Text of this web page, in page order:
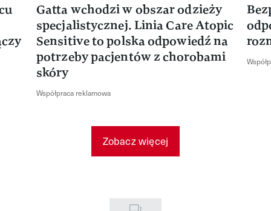
Gatta wchodzi w obszar odzieży
specjalistycznej. Linia Care Atopic
Sensitive to polska odpowiedź na
potrzeby pacjentów z chorobami
skóry
Współpraca reklamowa
Zobacz więcej